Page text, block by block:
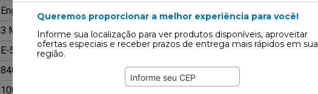
Queremos proporcionar a melhor experiência para você!
Informe sua localização para ver produtos disponíveis, aproveitar
ofertas especiais e receber prazos de entrega mais rápidos em sua
região.
Engrenagem do Comando de Válvula
3 Meses
E-590
84099120
10037600690